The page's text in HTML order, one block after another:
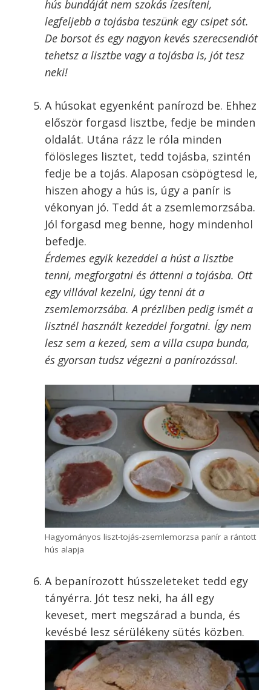
A hús fűszerezése is fontos lépés, anélkül ízetlen lesz
Második lépés a panírozás. Ehhez
készítsd elő a hagyományos bundázás
kellékeit: egy tányérba tedd a lisztet, egy
mélytányérban verd fel a tojásokat, és
egy harmadik tányérba öntsd a prézlit
(zsemlemorzsát).
Hagyományosan Magyarországon a rántott
hús bundáját nem szokás ízesíteni,
legfeljebb a tojásba teszünk egy csipet sót.
De borsot és egy nagyon kevés szerecsendiót
tehetsz a lisztbe vagy a tojásba is, jót tesz
neki!
A húsokat egyenként panírozd be. Ehhez
először forgasd lisztbe, fedje be minden
oldalát. Utána rázz le róla minden
fölösleges lisztet, tedd tojásba, szintén
fedje be a tojás. Alaposan csöpögtesd le,
hiszen ahogy a hús is, úgy a panír is
vékonyan jó. Tedd át a zsemlemorzsába.
Jól forgasd meg benne, hogy mindenhol
befedje.
tenni, megforgatni és áttenni a tojásba. Ott
egy villával kezelni, úgy tenni át a
zsemlemorzsába. A prézliben pedig ismét a
lisztnél használt kezeddel forgatni. Így nem
lesz sem a kezed, sem a villa csupa bunda,
és gyorsan tudsz végezni a panírozással.